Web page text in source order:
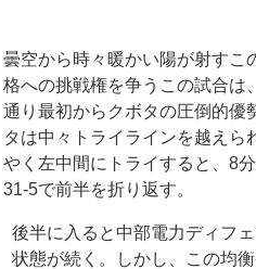
曇空から時々暖かい陽が射すこ
格への挑戦権を争うこの試合は
通り最初からクボタの圧倒的優
タは中々トライラインを越えら
やく左中間にトライすると、8
31-5で前半を折り返す。
後半に入ると中部電力ディフ
状態が続く。しかし、この均